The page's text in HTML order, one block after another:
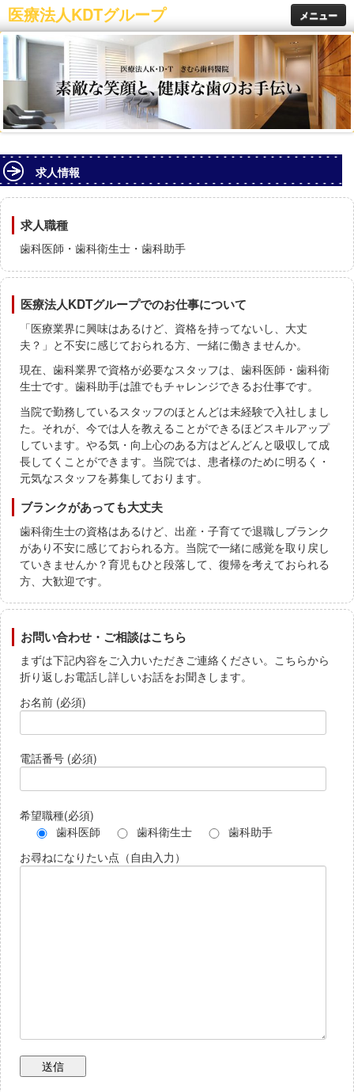
メニュー
医療法人KDTグループ
ホーム
医院紹介
東近江市八日市の歯医者きむら歯科
東近江市御園町の歯医者ノエル歯科
ネット予約
治療内容
初診の方へ
求人情報
求人職種
歯科医師・歯科衛生士・歯科助手
医療法人KDTグループでのお仕事について
「医療業界に興味はあるけど、資格を持ってないし、大丈
夫？」と不安に感じておられる方、一緒に働きませんか。
現在、歯科業界で資格が必要なスタッフは、歯科医師・歯科衛
生士です。歯科助手は誰でもチャレンジできるお仕事です。
当院で勤務しているスタッフのほとんどは未経験で入社しまし
た。それが、今では人を教えることができるほどスキルアップ
しています。やる気・向上心のある方はどんどんと吸収して成
長してくことができます。当院では、患者様のために明るく・
元気なスタッフを募集しております。
ブランクがあっても大丈夫
歯科衛生士の資格はあるけど、出産・子育てで退職しブランク
があり不安に感じておられる方。当院で一緒に感覚を取り戻し
ていきませんか？育児もひと段落して、復帰を考えておられる
方、大歓迎です。
お問い合わせ・ご相談はこちら
まずは下記内容をご入力いただきご連絡ください。こちらから
折り返しお電話し詳しいお話をお聞きします。
お名前 (必須)
電話番号 (必須)
希望職種(必須)
歯科医師
歯科衛生士
歯科助手
お尋ねになりたい点（自由入力）